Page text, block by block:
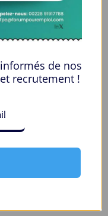
à se connecter au
d’une nouvelle
de nos
recrutement !